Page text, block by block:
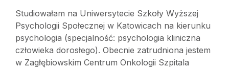
Studiowałam na Uniwersytecie Szkoły Wyższej
Psychologii Społecznej w Katowicach na kierunku
psychologia (specjalność: psychologia kliniczna
człowieka dorosłego). Obecnie zatrudniona jestem
w Zagłębiowskim Centrum Onkologii Szpitala